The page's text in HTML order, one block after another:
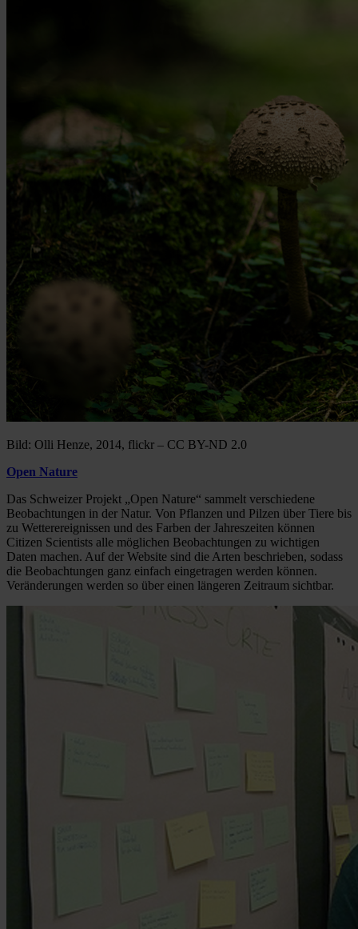
Bild: Olli Henze, 2014, flickr – CC BY-ND 2.0
Open Nature
Das Schweizer Projekt „Open Nature“ sammelt verschiedene
Beobachtungen in der Natur. Von Pflanzen und Pilzen über Tiere bis
zu Wetterereignissen und des Farben der Jahreszeiten können
Citizen Scientists alle möglichen Beobachtungen zu wichtigen
Daten machen. Auf der Website sind die Arten beschrieben, sodass
die Beobachtungen ganz einfach eingetragen werden können.
Veränderungen werden so über einen längeren Zeitraum sichtbar.